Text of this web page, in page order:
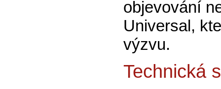
objevování
Universal,
výzvu.
Technická